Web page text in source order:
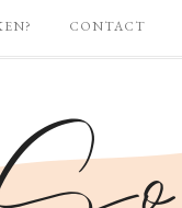
CONTACT